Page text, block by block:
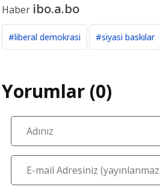
Haber ibo.a.bo
#liberal demokrasi #siyasi baskılar
Yorumlar (0)